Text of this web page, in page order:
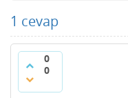
1 cevap
0
0